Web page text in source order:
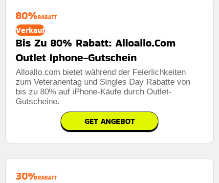
80%RABATT
Verkauf
Bis Zu 80% Rabatt: Alloallo.Com
Outlet Iphone-Gutschein
Alloallo.com bietet während der Feierlichkeiten
zum Veteranentag und Singles Day Rabatte von
bis zu 80% auf iPhone-Käufe durch Outlet-
Gutscheine.
GET ANGEBOT
30%RABATT